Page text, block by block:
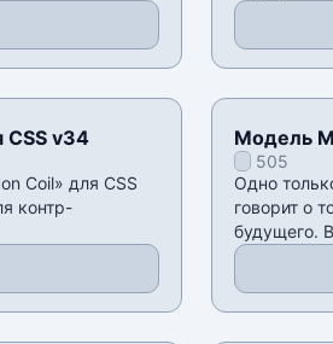
CSS v34
Coil» для CSS
контр-
Модель
505
Одно
говорит о
будущего.